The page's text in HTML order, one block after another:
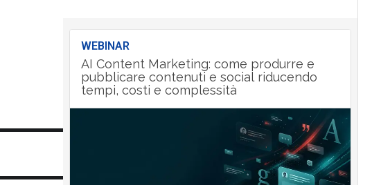
WEBINAR
AI Content Marketing: come produrre e
pubblicare contenuti e social riducendo
tempi, costi e complessità